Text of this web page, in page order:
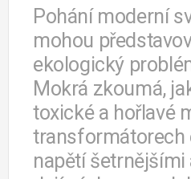
Pohání moderní
mohou
ekologický
Mokrá zkoumá,
toxické a hořlavé
transformátorech
napětí šetrnějšími